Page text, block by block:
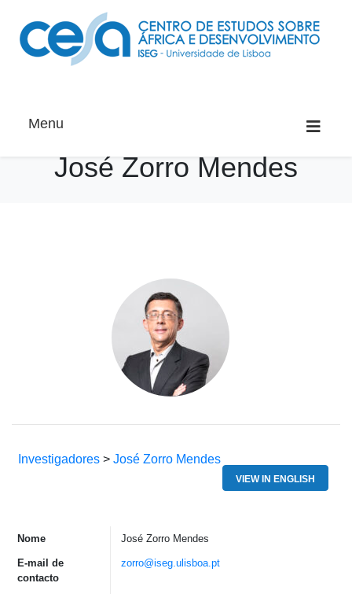
Menu
José Zorro Mendes
Investigadores > José Zorro Mendes
VIEW IN ENGLISH
Nome José Zorro Mendes
E-mail de
contacto
zorro@iseg.ulisboa.pt